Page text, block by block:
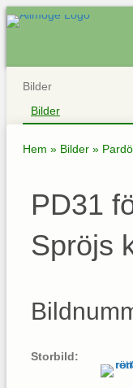
Bilder
Bilder
Hem » Bilder »
PD31
Spröjs
Storbild: